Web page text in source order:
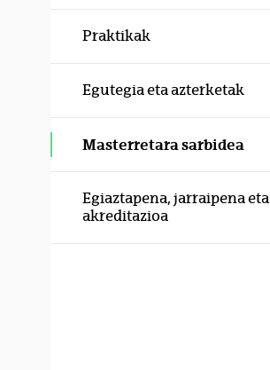
Praktikak
Egutegia eta azterketak
Masterretara sarbidea
Egiaztapena, jarraipena eta
akreditazioa